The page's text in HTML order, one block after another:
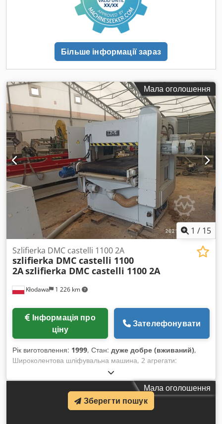
Більше інформації зараз
Мала оголошення
1 / 15
Kłodawa 1 226 km
Szlifierka DMC castelli 1100 2A
szlifierka DMC castelli 1100
2Aszlifierka DMC castelli 1100 2A
ціну
Зателефонувати
Рік виготовлення: 1999, Стан: дуже добре (вживаний),
Широколентова шліфувальна машина, 2 агрегати:
контактний вал та вал із черевиком. Нижній привід
шліфувальної машини. Потужність двигуна контактного вала
– 15 кВт, двигун із черевиком – 7,5 кВт, плавне регулювання
подачі. Chsdpfx Ajgrdx Ueg Uea
Мала оголошення
Зберегти пошук